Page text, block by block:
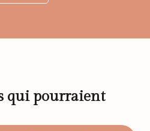
qui pourraient